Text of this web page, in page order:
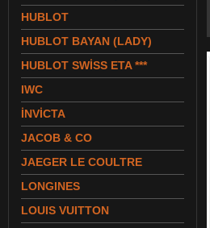
HUBLOT
HUBLOT BAYAN (LADY)
HUBLOT SWİSS ETA ***
IWC
İNVİCTA
JACOB & CO
JAEGER LE COULTRE
LONGINES
LOUIS VUITTON